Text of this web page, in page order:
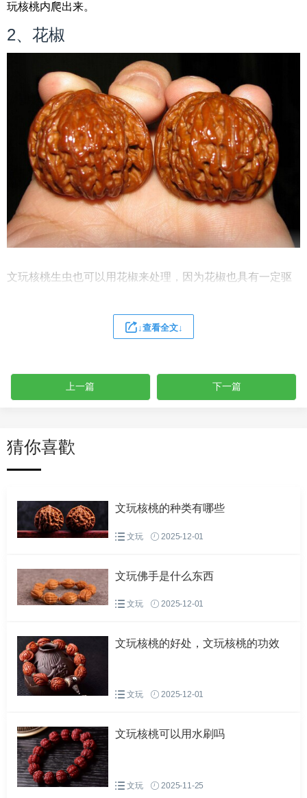
玩核桃内爬出来。
2、花椒
文玩核桃生虫也可以用花椒来处理，因为花椒也具有一定驱
置几天，文玩核桃内的虫子也会逐渐爬出来。如果文玩核桃
有一股花椒味，可以使用活性炭吸附。
文玩核桃生虫也可以放入冰箱冷藏。将生虫的文玩核桃放入
核桃里面的虫子就会因为低温而想爬出逃脱。需要注意不要
打开密封开，否则冰箱内的水汽进入核桃内会影响其质地。
↓查看全文↓
上一篇 下一篇
猜你喜歡
文玩核桃的种类有哪些
文玩 2025-12-01
文玩佛手是什么东西
文玩 2025-12-01
文玩核桃的好处，文玩核桃的功效
文玩 2025-12-01
文玩核桃可以用水刷吗
文玩 2025-11-25